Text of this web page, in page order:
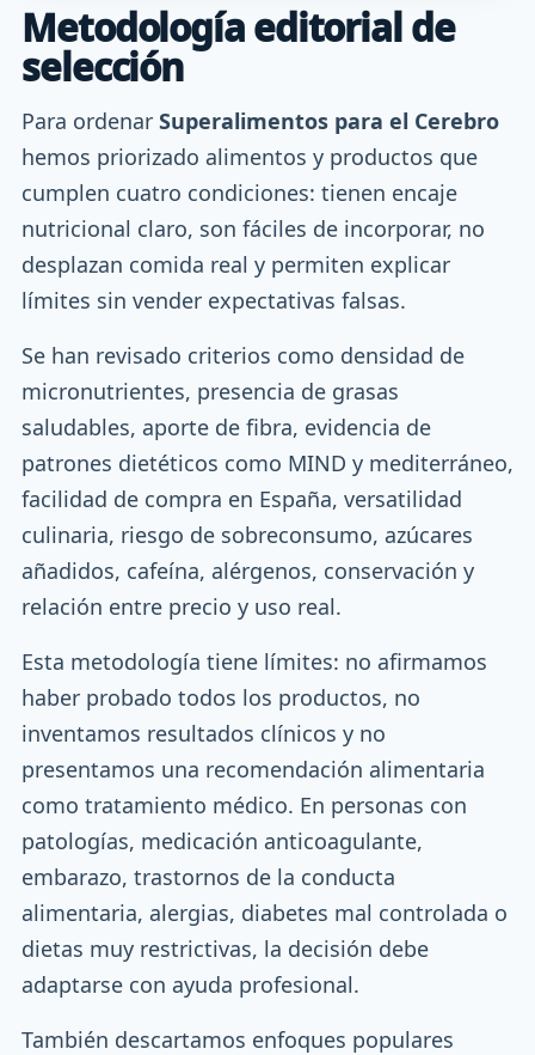
Metodología editorial de
selección
Para ordenar Superalimentos para el Cerebro
hemos priorizado alimentos y productos que
cumplen cuatro condiciones: tienen encaje
nutricional claro, son fáciles de incorporar, no
desplazan comida real y permiten explicar
límites sin vender expectativas falsas.
Se han revisado criterios como densidad de
micronutrientes, presencia de grasas
saludables, aporte de fibra, evidencia de
patrones dietéticos como MIND y mediterráneo,
facilidad de compra en España, versatilidad
culinaria, riesgo de sobreconsumo, azúcares
añadidos, cafeína, alérgenos, conservación y
relación entre precio y uso real.
Esta metodología tiene límites: no afirmamos
haber probado todos los productos, no
inventamos resultados clínicos y no
presentamos una recomendación alimentaria
como tratamiento médico. En personas con
patologías, medicación anticoagulante,
embarazo, trastornos de la conducta
alimentaria, alergias, diabetes mal controlada o
dietas muy restrictivas, la decisión debe
adaptarse con ayuda profesional.
También descartamos enfoques populares